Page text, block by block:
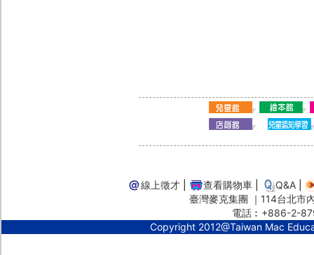
線上徵才 查看購物車 Q&A
臺灣麥克集團 ｜114台北
電話︰+886-2-
Copyright 2012@Taiwan Mac